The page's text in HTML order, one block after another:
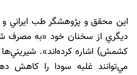
اين محقق و پژوهشگر طب ايراني
ديگري از سخنان خود «به
کشمش) اشاره کرده‌اند».
مي‌توانند غلبه سودا را کاهش